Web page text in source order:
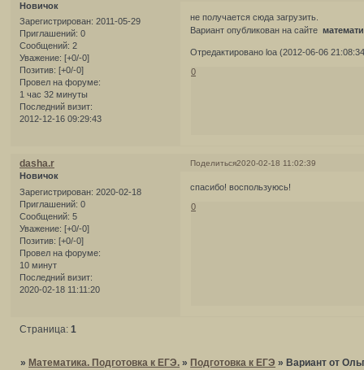
Новичок
Зарегистрирован: 2011-05-29
Приглашений: 0
Сообщений: 2
Уважение: [+0/-0]
Позитив: [+0/-0]
Провел на форуме:
1 час 32 минуты
Последний визит:
2012-12-16 09:29:43
не получается сюда загрузить.
Вариант опубликован на сайте
Отредактировано loa (2012-06-06
0
Поделиться2020-02-18 11:02:39
dasha.r
Новичок
Зарегистрирован: 2020-02-18
Приглашений: 0
Сообщений: 5
Уважение: [+0/-0]
Позитив: [+0/-0]
Провел на форуме:
10 минут
Последний визит:
2020-02-18 11:11:20
спасибо! воспользуюсь!
0
Страница: 1
» Математика. Подготовка к ЕГЭ. » Подготовка к ЕГЭ » Вариант от